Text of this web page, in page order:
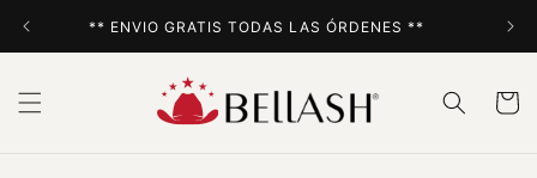
directamente
al contenido
** ENVIO GRATIS TODAS LAS ÓRDENES **
Carrito